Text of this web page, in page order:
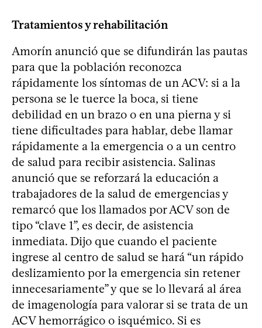
Tratamientos y rehabilitación
Amorín anunció que se difundirán las pautas
para que la población reconozca
rápidamente los síntomas de un ACV: si a la
persona se le tuerce la boca, si tiene
debilidad en un brazo o en una pierna y si
tiene dificultades para hablar, debe llamar
rápidamente a la emergencia o a un centro
de salud para recibir asistencia. Salinas
anunció que se reforzará la educación a
trabajadores de la salud de emergencias y
remarcó que los llamados por ACV son de
tipo “clave 1”, es decir, de asistencia
inmediata. Dijo que cuando el paciente
ingrese al centro de salud se hará “un rápido
deslizamiento por la emergencia sin retener
innecesariamente” y que se lo llevará al área
de imagenología para valorar si se trata de un
ACV hemorrágico o isquémico. Si es